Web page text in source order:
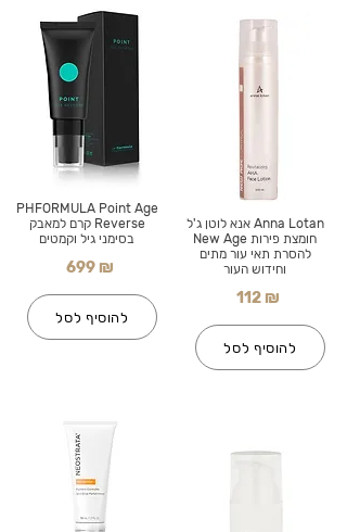
PHFORMULA Point Age
Reverse קרם למאבק
בסימני גיל וקמטים
699 ₪
להוסיף לסל
Anna Lotan אנא לוטן ג'ל
חומצת פירות New Age
להסרת תאי עור מתים
וחידוש העור
112 ₪
להוסיף לסל